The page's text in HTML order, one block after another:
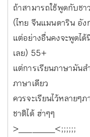
ถ้าสามารถใช้พูดกับช
(ไทย จีนแมนดาริน อั
แต่อย่างอื่นคงจะพูดไ
เลย) 55+
แต่การเรียนภาษามัน
ภาษาเดียว
ควรจะเรียนไว้หลายๆ
ชาติได้ ฮ่าๆๆ
>________<;;;;;;